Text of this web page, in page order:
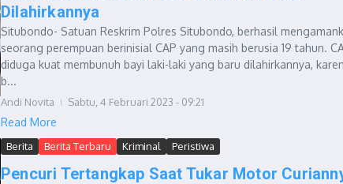
Dilahirkannya
Situbondo- Satuan Reskrim Polres Situbondo, berhasil
seorang perempuan berinisial CAP yang masih berusia 19 tahun.
diduga kuat membunuh bayi laki-laki yang baru dilahirkannya,
b...
Andi Novita Sabtu, 4 Februari 2023 - 09:21
Read More
Berita Berita Terbaru Kriminal Peristiwa
Pencuri Tertangkap Saat Tukar Motor